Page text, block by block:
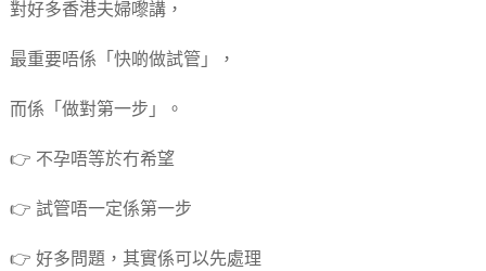
對好多香港夫婦嚟講，
最重要唔係「快啲做試管」，
而係「做對第一步」。
👉 不孕唔等於冇希望
👉 試管唔一定係第一步
👉 好多問題，其實係可以先處理